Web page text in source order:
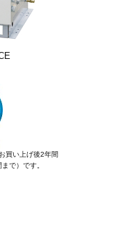
買い上げ後2年間
で）です。